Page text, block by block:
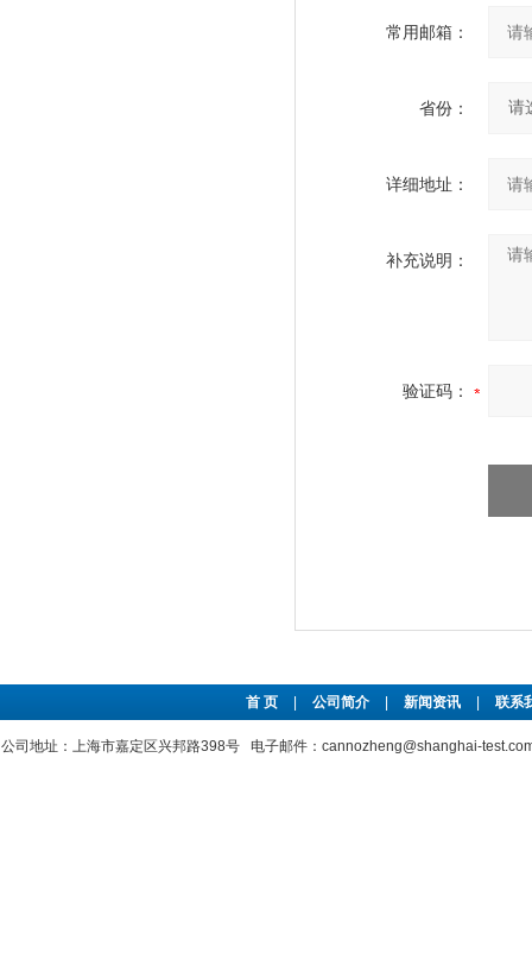
常用邮箱：
省份：
详细地址：
补充说明：
验证码：
首 页 公司简介 新闻资讯 联系
公司地址：上海市嘉定区兴邦路398号 电子邮件：cannozheng@shanghai-